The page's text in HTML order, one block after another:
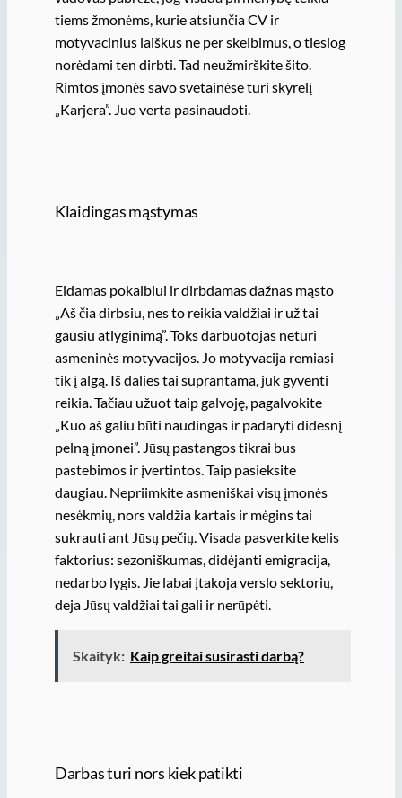
tiems žmonėms, kurie atsiunčia CV ir
motyvacinius laiškus ne per skelbimus, o tiesiog
norėdami ten dirbti. Tad neužmirškite šito.
Rimtos įmonės savo svetainėse turi skyrelį
„Karjera”. Juo verta pasinaudoti.
Klaidingas mąstymas
Eidamas pokalbiui ir dirbdamas dažnas mąsto
„Aš čia dirbsiu, nes to reikia valdžiai ir už tai
gausiu atlyginimą”. Toks darbuotojas neturi
asmeninės motyvacijos. Jo motyvacija remiasi
tik į algą. Iš dalies tai suprantama, juk gyventi
reikia. Tačiau užuot taip galvoję, pagalvokite
„Kuo aš galiu būti naudingas ir padaryti didesnį
pelną įmonei”. Jūsų pastangos tikrai bus
pastebimos ir įvertintos. Taip pasieksite
daugiau. Nepriimkite asmeniškai visų įmonės
nesėkmių, nors valdžia kartais ir mėgins tai
sukrauti ant Jūsų pečių. Visada pasverkite kelis
faktorius: sezoniškumas, didėjanti emigracija,
nedarbo lygis. Jie labai įtakoja verslo sektorių,
deja Jūsų valdžiai tai gali ir nerūpėti.
Skaityk: Kaip greitai susirasti darbą?
Darbas turi nors kiek patikti